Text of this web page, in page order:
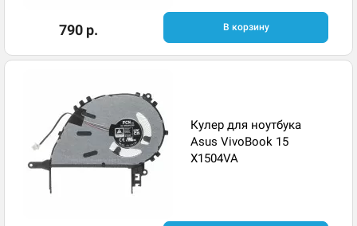
790 р. В корзину
Кулер для ноутбука
Asus VivoBook 15
X1504VA